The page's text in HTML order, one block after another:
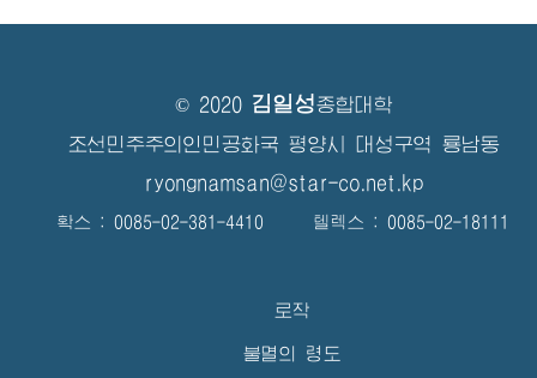
© 2020 김일성종합대학
조선민주주의인민공화국 평양시 대성구역 룡남동
ryongnamsan@star-co.net.kp
확스 : 0085-02-381-4410 텔렉스 : 0085-02-18111
로작
불멸의 령도